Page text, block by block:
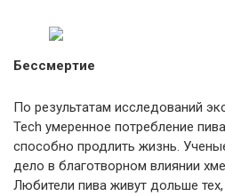
Бессмертие
По результатам исследований
Tech умеренное потребление
способно продлить жизнь.
дело в благотворном влиянии
Любители пива живут дольше